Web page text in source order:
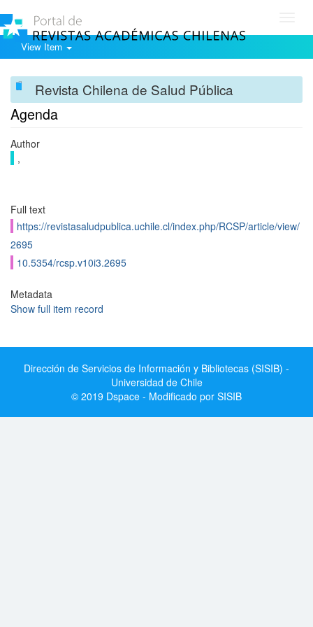
View Item
Revista Chilena de Salud Pública
Agenda
Author
,
Full text
https://revistasaludpublica.uchile.cl/index.php/RCSP/article/view/
2695
10.5354/rcsp.v10i3.2695
Metadata
Show full item record
Dirección de Servicios de Información y Bibliotecas (SISIB) -
Universidad de Chile
© 2019 Dspace - Modificado por SISIB